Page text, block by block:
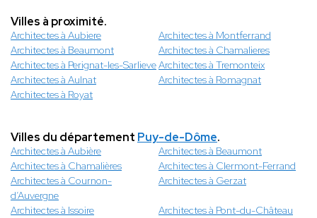
Villes à proximité.
Architectes à Aubiere
Architectes à Montferrand
Architectes à Beaumont
Architectes à Chamalieres
Architectes à Perignat-les-SarlieveArchitectes à Tremonteix
Architectes à Aulnat
Architectes à Romagnat
Architectes à Royat
Villes du département Puy-de-Dôme.
Architectes à Aubière
Architectes à Beaumont
Architectes à Chamalières
Architectes à Clermont-Ferrand
Architectes à Cournon-
d’Auvergne
Architectes à Gerzat
Architectes à Issoire
Architectes à Pont-du-Château